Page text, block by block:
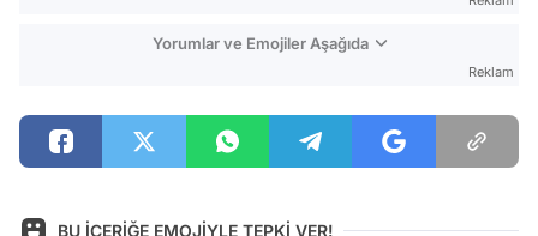
Yorumlar ve Emojiler Aşağıda
Reklam
BU İÇERİĞE EMOJİYLE TEPKİ VER!